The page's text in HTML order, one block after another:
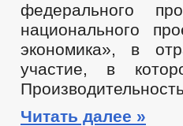
федерального
национального
экономика», в
участие, в
Читать далее »